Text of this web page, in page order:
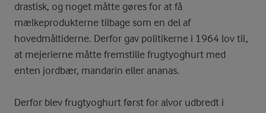
drastisk, og noget måtte gøres for at få
mælkeprodukterne tilbage som en del af
hovedmåltiderne. Derfor gav politikerne i 1964 lov til,
at mejerierne måtte fremstille frugtyoghurt med
enten jordbær, mandarin eller ananas.
Derfor blev frugtyoghurt først for alvor udbredt i